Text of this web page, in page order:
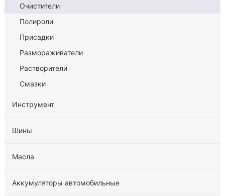
Очистители
Полироли
Присадки
Размораживатели
Растворители
Смазки
Инструмент
Шины
Масла
Аккумуляторы автомобильные